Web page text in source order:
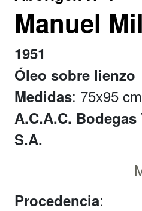
Manuel
1951
Óleo sobre lienzo
Medidas: 75x95 cm
A.C.A.C.
S.A.
Procedencia: